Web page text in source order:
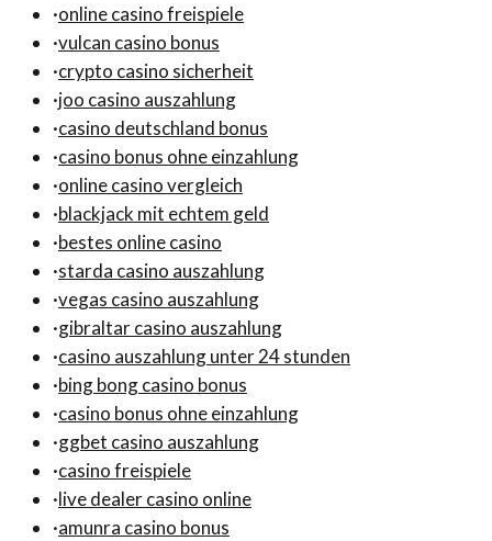
·online casino freispiele
·vulcan casino bonus
·crypto casino sicherheit
·joo casino auszahlung
·casino deutschland bonus
·casino bonus ohne einzahlung
·online casino vergleich
·blackjack mit echtem geld
·bestes online casino
·starda casino auszahlung
·vegas casino auszahlung
·gibraltar casino auszahlung
·casino auszahlung unter 24 stunden
·bing bong casino bonus
·casino bonus ohne einzahlung
·ggbet casino auszahlung
·casino freispiele
·live dealer casino online
·amunra casino bonus